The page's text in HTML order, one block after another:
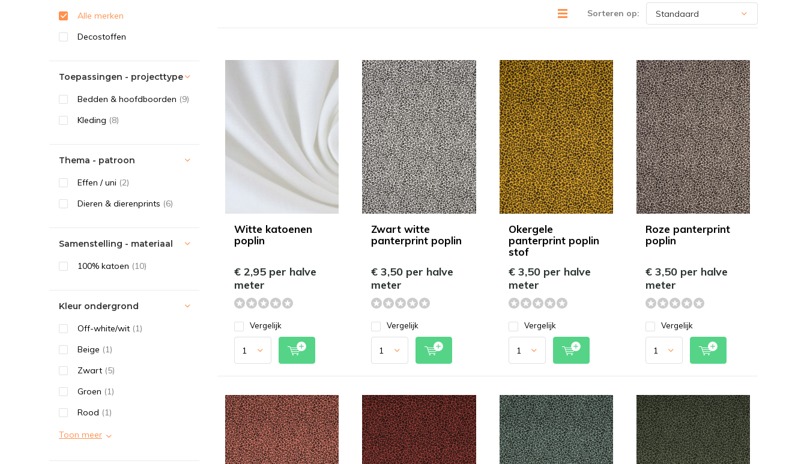
Sorteren op:
Witte katoenen
poplin
€ 2,95 per halve
meter
Vergelijk
Zwart witte
panterprint poplin
€ 3,50 per halve
meter
Vergelijk
Okergele
panterprint poplin
stof
€ 3,50 per halve
meter
Vergelijk
Roze panterprint
poplin
€ 3,50 per halve
meter
Vergelijk
Alle merken
Decostoffen
Toepassingen - projecttype
Bedden & hoofdboorden (9)
Kleding (8)
Thema - patroon
Effen / uni (2)
Dieren & dierenprints (6)
Samenstelling - materiaal
100% katoen (10)
Kleur ondergrond
Off-white/wit (1)
Beige (1)
Zwart (5)
Groen (1)
Rood (1)
Toon meer